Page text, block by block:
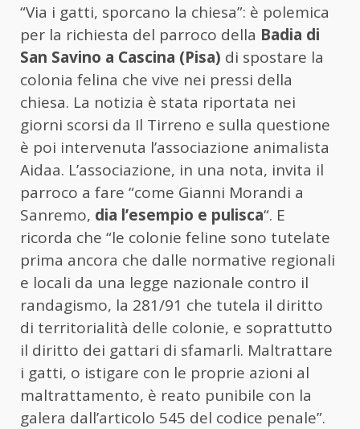
“Via i gatti, sporcano la chiesa”: è polemica
per la richiesta del parroco della Badia di
San Savino a Cascina (Pisa) di spostare la
colonia felina che vive nei pressi della
chiesa. La notizia è stata riportata nei
giorni scorsi da Il Tirreno e sulla questione
è poi intervenuta l’associazione animalista
Aidaa. L’associazione, in una nota, invita il
parroco a fare “come Gianni Morandi a
Sanremo, dia l’esempio e pulisca“. E
ricorda che “le colonie feline sono tutelate
prima ancora che dalle normative regionali
e locali da una legge nazionale contro il
randagismo, la 281/91 che tutela il diritto
di territorialità delle colonie, e soprattutto
il diritto dei gattari di sfamarli. Maltrattare
i gatti, o istigare con le proprie azioni al
maltrattamento, è reato punibile con la
galera dall’articolo 545 del codice penale”.